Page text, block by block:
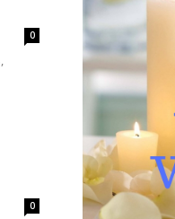
0
0